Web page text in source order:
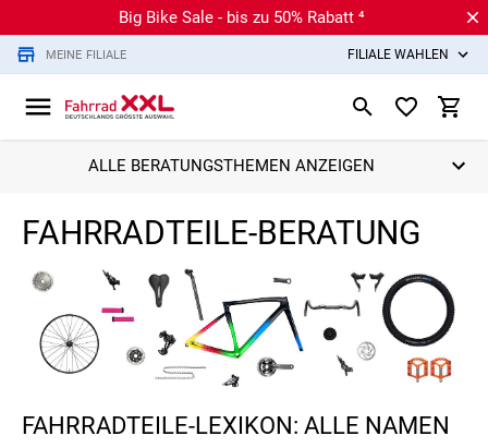
Big Bike Sale - bis zu 50% Rabatt ⁴
MEINE FILIALE FILIALE WÄHLEN
ALLE BERATUNGSTHEMEN ANZEIGEN
FAHRRADTEILE-BERATUNG
FAHRRADTEILE-LEXIKON: ALLE NAMEN